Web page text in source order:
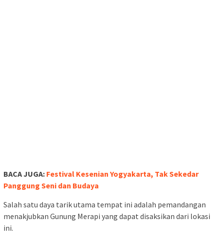
BACA JUGA: Festival Kesenian Yogyakarta, Tak Sekedar
Panggung Seni dan Budaya
Salah satu daya tarik utama tempat ini adalah pemandangan
menakjubkan Gunung Merapi yang dapat disaksikan dari lokasi
ini.